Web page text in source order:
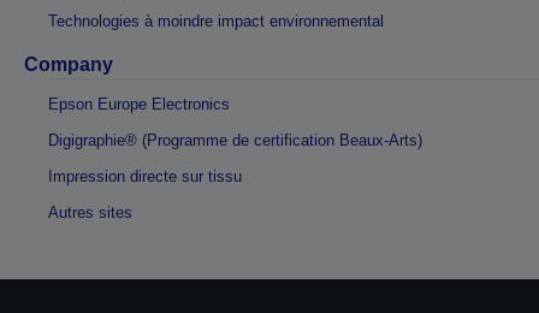
Technologies à moindre impact environnemental
Company
Epson Europe Electronics
Digigraphie® (Programme de certification Beaux-Arts)
Impression directe sur tissu
Autres sites